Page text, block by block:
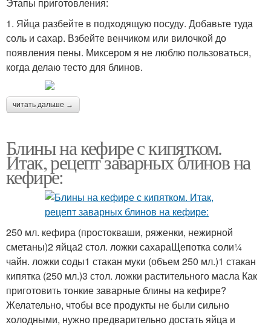
1. Яйца разбейте в подходящую посуду. Добавьте туда
соль и сахар. Взбейте венчиком или вилочкой до
появления пены. Миксером я не люблю пользоваться,
когда делаю тесто для блинов.
читать дальше →
Блины на кефире с кипятком.
Итак, рецепт заварных блинов на
кефире:
250 мл. кефира (простокваши, ряженки, нежирной
сметаны)2 яйца2 стол. ложки сахараЩепотка соли¼
чайн. ложки соды1 стакан муки (объем 250 мл.)1 стакан
кипятка (250 мл.)3 стол. ложки растительного масла Как
приготовить тонкие заварные блины на кефире?
Желательно, чтобы все продукты не были сильно
холодными, нужно предварительно достать яйца и